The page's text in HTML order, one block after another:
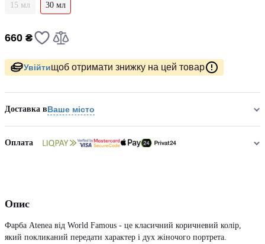
15 мл 30 мл
660 ₴
Увійтищоб отримати знижку на цей товар
Доставка вВаше місто
Оплата
Опис
Фарба Atenea від World Famous - це класичний коричневий колір,
який покликаний передати характер і дух жіночого портрета.